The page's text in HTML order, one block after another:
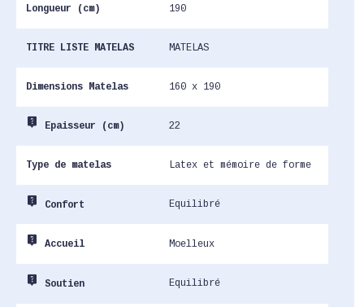
Longueur (cm) 190
TITRE LISTE MATELAS MATELAS
Dimensions Matelas 160 x 190
live_help Epaisseur (cm) 22
Type de matelas Latex et mémoire de forme
live_help Confort Equilibré
live_help Accueil Moelleux
live_help Soutien Equilibré